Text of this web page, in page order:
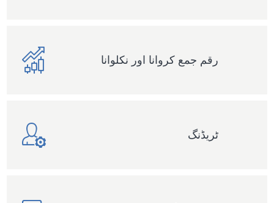
رقم جمع کروانا اور نکلوانا
ٹریڈنگ